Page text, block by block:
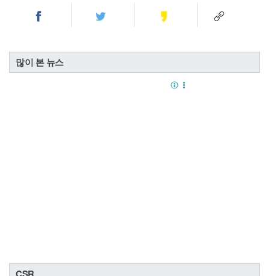
많이 본 뉴스